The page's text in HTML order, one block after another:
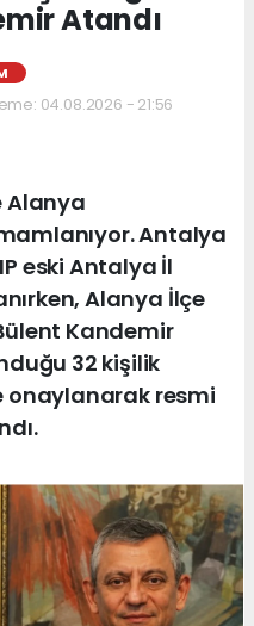
Atandı
04.08.2026 - 21:56
Alanya
Antalya
eski Antalya İl
Alanya İlçe
Kandemir
32 kişilik
onaylanarak resmi